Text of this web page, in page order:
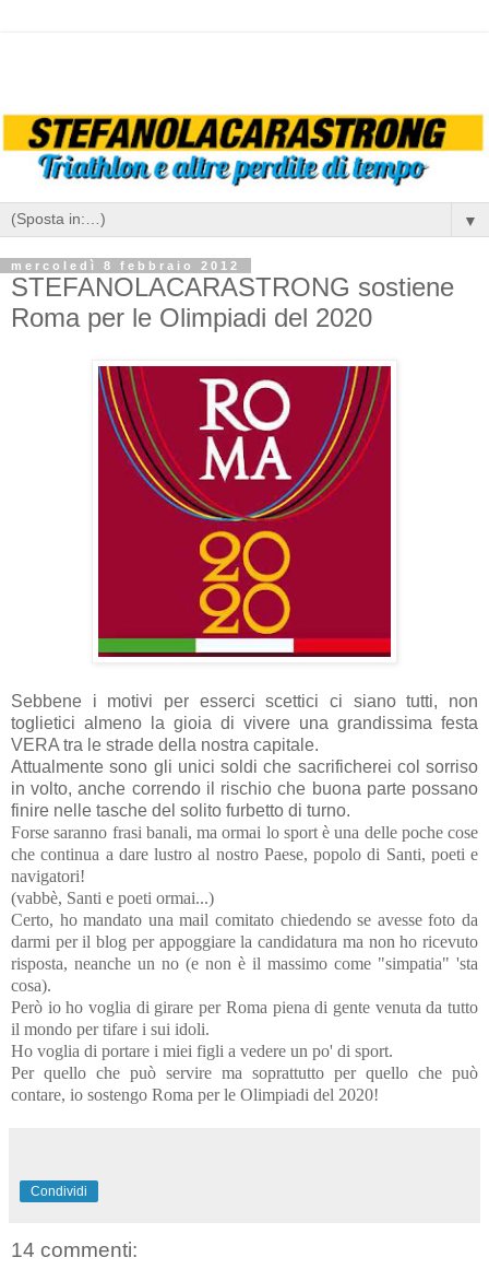
▼
mercoledì 8 febbraio 2012
STEFANOLACARASTRONG sostiene
Roma per le Olimpiadi del 2020
Sebbene i motivi per esserci scettici ci siano tutti, non
toglietici almeno la gioia di vivere una grandissima festa
VERA tra le strade della nostra capitale.
Attualmente sono gli unici soldi che sacrificherei col sorriso
in volto, anche correndo il rischio che buona parte possano
finire nelle tasche del solito furbetto di turno.
Forse saranno frasi banali, ma ormai lo sport è una delle poche cose
che continua a dare lustro al nostro Paese, popolo di Santi, poeti e
navigatori!
(vabbè, Santi e poeti ormai...)
Certo, ho mandato una mail comitato chiedendo se avesse foto da
darmi per il blog per appoggiare la candidatura ma non ho ricevuto
risposta, neanche un no (e non è il massimo come "simpatia" 'sta
cosa).
Però io ho voglia di girare per Roma piena di gente venuta da tutto
il mondo per tifare i sui idoli.
Ho voglia di portare i miei figli a vedere un po' di sport.
Per quello che può servire ma soprattutto per quello che può
contare, io sostengo Roma per le Olimpiadi del 2020!
Condividi
14 commenti: